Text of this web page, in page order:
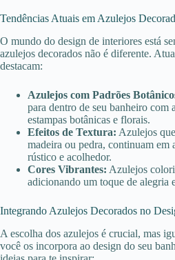
Tendências Atuais em Azulejos
O mundo do design de interiores está
azulejos decorados não é diferente.
destacam:
Azulejos com Padrões
para dentro de seu banheiro com
estampas botânicas e florais.
Efeitos de Textura: Azulejos
madeira ou pedra, continuam em
rústico e acolhedor.
Cores Vibrantes: Azulejos
adicionando um toque de alegria
Integrando Azulejos Decorados no
A escolha dos azulejos é crucial, mas
você os incorpora ao design do seu